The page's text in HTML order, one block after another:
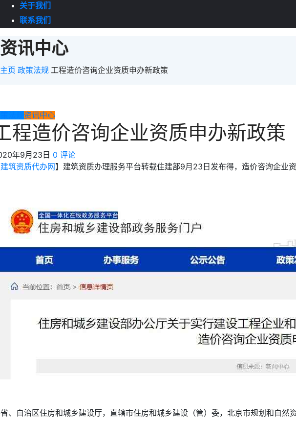
关于我们
联系我们
资讯中心
主页 政策法规 工程造价咨询企业资质申办新政策
资讯中心
程造价咨询企业资质申办新政策
年9月23日 0 评论
建筑资质代办网】建筑资质办理服务平台转载住建部9月23日发布得，造价咨询企业
、自治区住房和城乡建设厅，直辖市住房和城乡建设（管）委，北京市规划和自